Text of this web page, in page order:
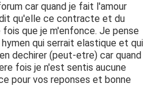
car quand je fait l'amour
qu'elle ce contracte et du
que je m'enfonce. Je pense
qui serrait elastique et qui
dechirer (peut-etre) car quand
fois je n'est sentis aucune
pour vos reponses et bonne